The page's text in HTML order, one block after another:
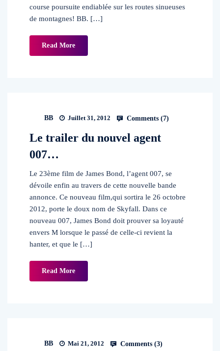
course poursuite endiablée sur les routes sinueuses
de montagnes! BB. […]
Read More
BB Juillet 31, 2012 Comments (7)
Le trailer du nouvel agent
007…
Le 23ème film de James Bond, l’agent 007, se
dévoile enfin au travers de cette nouvelle bande
annonce. Ce nouveau film,qui sortira le 26 octobre
2012, porte le doux nom de Skyfall. Dans ce
nouveau 007, James Bond doit prouver sa loyauté
envers M lorsque le passé de celle-ci revient la
hanter, et que le […]
Read More
BB Mai 21, 2012 Comments (3)